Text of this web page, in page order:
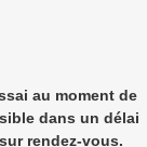
au moment de
dans un délai
rendez-vous.